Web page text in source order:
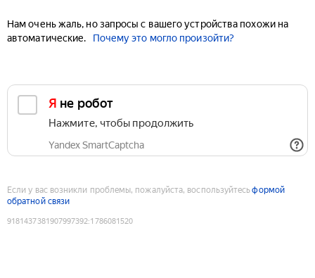
Нам очень жаль, но запросы с вашего устройства похожи на
автоматические.
Почему это могло произойти?
Я не робот
Нажмите, чтобы продолжить
Yandex SmartCaptcha
Если у вас возникли проблемы, пожалуйста, воспользуйтесьформой
обратной связи
9181437381907997392:1786081520